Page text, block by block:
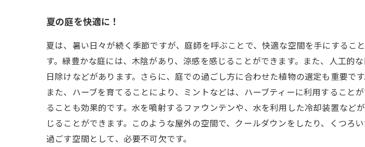
夏の庭を快適に！
夏は、暑い日々が続く季節ですが、庭師を呼ぶことで、快適な空間を手にする
す。緑豊かな庭には、木陰があり、涼感を感じることができます。また、人工的
日除けなどがあります。さらに、庭での過ごし方に合わせた植物の選定も重要で
また、ハーブを育てることにより、ミントなどは、ハーブティーに利用すること
ることも効果的です。水を噴射するファウンテンや、水を利用した冷却装置な
じることができます。このような屋外の空間で、クールダウンをしたり、くつ
過ごす空間として、必要不可欠です。